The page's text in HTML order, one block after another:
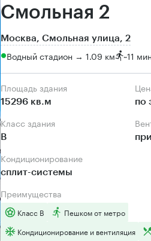
Смольная 2
Москва, Смольная улица, 2
Водный стадион → 1.09 км ~11 мин
Площадь здания
15296 кв.м по
Класс здания
B
Кондиционирование
сплит-системы
Преимущества
Класс B
Пешком от метро
Кондиционирование и вентиляция